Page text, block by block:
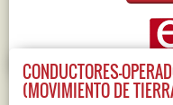
CONDUCTORES-
(MOVIMIENTO DE